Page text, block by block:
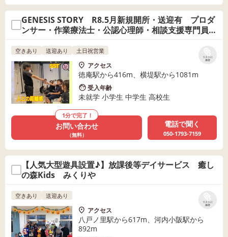
GENESIS STORY R8.5月新規開所・送迎有 プロダ
ンサー・作業療法士・公認心理師・相談支援専門員在
籍！
リストに
保存
空きあり 送迎あり 土日祝営業
アクセス
徳庵駅から416m、横堤駅から1081m
受入年齢
未就学 小学生 中学生 高校生
1分で完了！
お問い合わせ
（無料）
電話で聞く
050-1793-7159
【人気大型遊具設置♪】放課後等デイサービス 癒し
の森Kids みくりや
リストに
保存
空きあり 送迎あり
アクセス
八戸ノ里駅から617m、河内小阪駅から
892m